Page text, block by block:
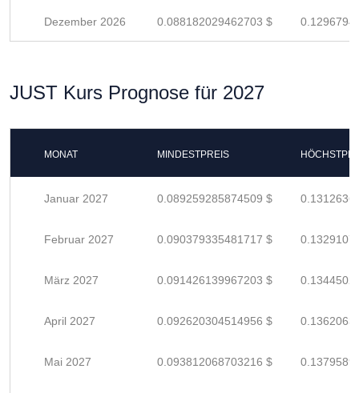
Dezember 2026 0.088182029462703 $
JUST Kurs Prognose für 2027
MONAT MINDESTPREIS
Januar 2027 0.089259285874509 $
Februar 2027 0.090379335481717 $
März 2027 0.091426139967203 $
April 2027 0.092620304514956 $
Mai 2027 0.093812068703216 $